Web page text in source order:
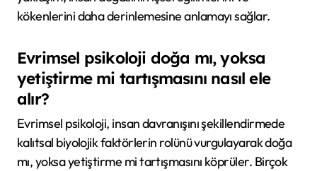
kökenlerini daha derinlemesine anlamayı sağlar.
Evrimsel psikoloji doğa mı, yoksa
yetiştirme mi tartışmasını nasıl ele
alır?
Evrimsel psikoloji, insan davranışını şekillendirmede
kalıtsal biyolojik faktörlerin rolünü vurgulayarak doğa
mı, yoksa yetiştirme mi tartışmasını köprüler. Birçok